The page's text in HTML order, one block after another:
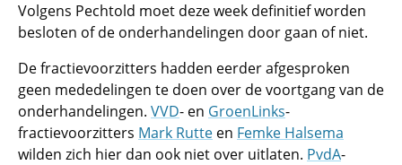
Volgens Pechtold moet deze week definitief worden
besloten of de onderhandelingen door gaan of niet.
De fractievoorzitters hadden eerder afgesproken
geen mededelingen te doen over de voortgang van de
onderhandelingen. VVD- en GroenLinks-
fractievoorzitters Mark Rutte en Femke Halsema
wilden zich hier dan ook niet over uitlaten. PvdA-